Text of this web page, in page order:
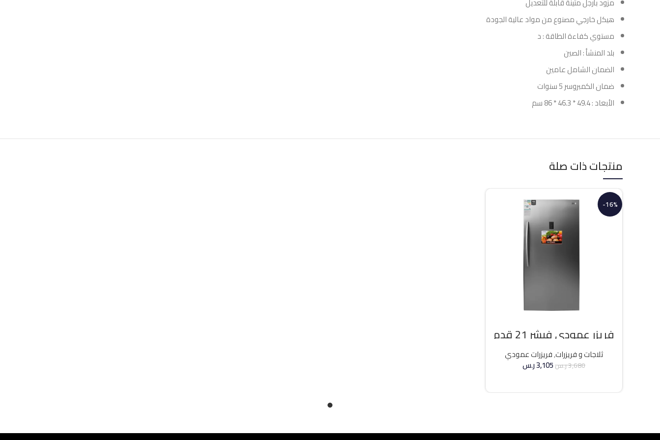
هيكل خارجي مصنوع من مواد عالية الجودة
مستوي كفاءة الطاقة : د
بلد المنشأ : الصين
الضمان الشامل عامين
ضمان الكمبروسر 5 سنوات
الأبعاد : 49.4 * 46.3 * 86 سم
منتجات ذات صلة
-16%
فريزر عمودي فيشر 21 قدم انفرتر – فضي
ثلاجات و فريزرات,فريزرات عمودي
3,680ر.س3,105ر.س